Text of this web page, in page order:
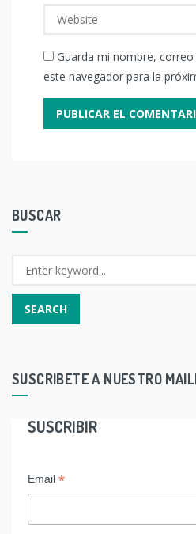
Guarda mi nombre,
este navegador para la
BUSCAR
SUSCRIBETE A NUESTRO
SUSCRIBIR
Email *